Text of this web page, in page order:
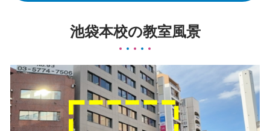
池袋本校の教室風景